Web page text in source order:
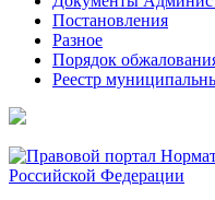
Постановления
Разное
Порядок
Реестр